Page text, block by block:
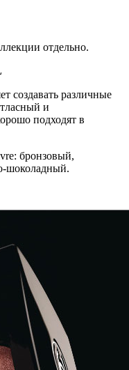
отдельно.
создавать различные
и
подходят в
бронзовый,
шоколадный.